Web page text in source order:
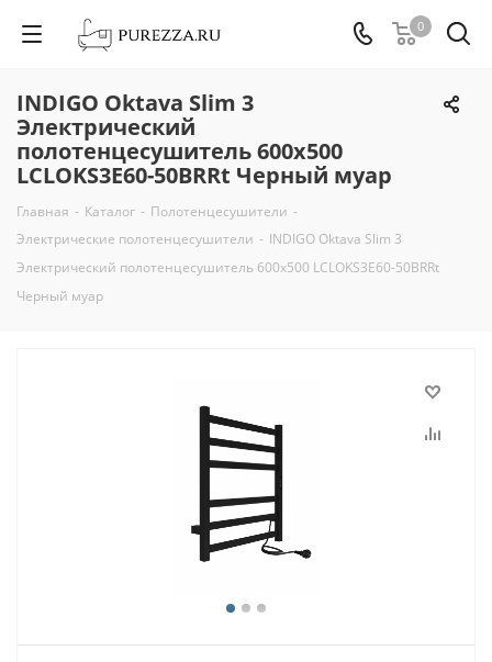
0
INDIGO Oktava Slim 3
Электрический
полотенцесушитель 600х500
LСLOKS3E60-50BRRt Черный муар
Главная - Каталог - Полотенцесушители -
Электрические полотенцесушители - INDIGO Oktava Slim 3
Электрический полотенцесушитель 600х500 LСLOKS3E60-50BRRt
Черный муар